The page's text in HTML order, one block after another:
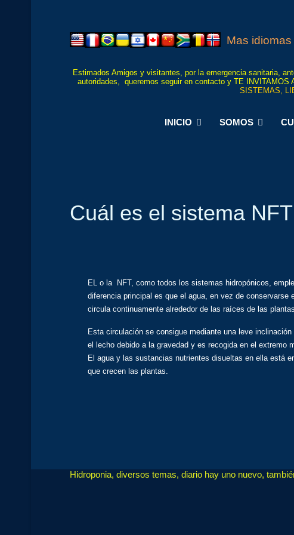
Mas idiomas
Estimados Amigos y visitantes, por la emergencia sanitaria,
autoridades, queremos seguir en contacto y TE INVITAMOS
SISTEMAS,
INICIO SOMOS
Cuál es el sistema NFT
EL o la NFT, como todos los sistemas hidropónicos,
diferencia principal es que el agua, en vez de
circula continuamente alrededor de las raíces de las
Esta circulación se consigue mediante una leve
el lecho debido a la gravedad y es recogida en el extremo
El agua y las sustancias nutrientes disueltas en ella está
que crecen las plantas.
Hidroponia, diversos temas, diario hay uno nuevo,